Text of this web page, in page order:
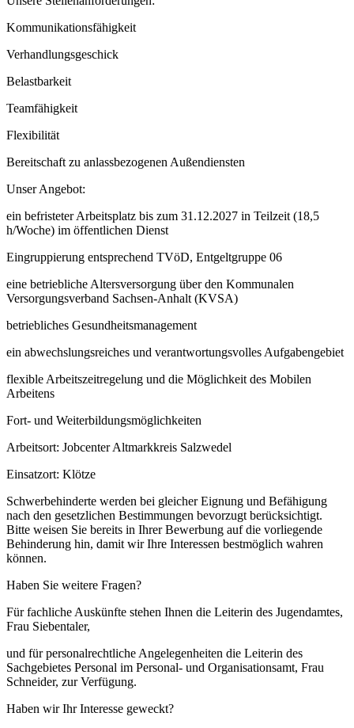
Kommunikationsfähigkeit
Verhandlungsgeschick
Belastbarkeit
Teamfähigkeit
Flexibilität
Bereitschaft zu anlassbezogenen Außendiensten
Unser Angebot:
ein befristeter Arbeitsplatz bis zum 31.12.2027 in Teilzeit (18,5
h/Woche) im öffentlichen Dienst
Eingruppierung entsprechend TVöD, Entgeltgruppe 06
eine betriebliche Altersversorgung über den Kommunalen
Versorgungsverband Sachsen-Anhalt (KVSA)
betriebliches Gesundheitsmanagement
ein abwechslungsreiches und verantwortungsvolles Aufgabengebiet
flexible Arbeitszeitregelung und die Möglichkeit des Mobilen
Arbeitens
Fort- und Weiterbildungsmöglichkeiten
Arbeitsort: Jobcenter Altmarkkreis Salzwedel
Einsatzort: Klötze
Schwerbehinderte werden bei gleicher Eignung und Befähigung
nach den gesetzlichen Bestimmungen bevorzugt berücksichtigt.
Bitte weisen Sie bereits in Ihrer Bewerbung auf die vorliegende
Behinderung hin, damit wir Ihre Interessen bestmöglich wahren
können.
Haben Sie weitere Fragen?
Für fachliche Auskünfte stehen Ihnen die Leiterin des Jugendamtes,
Frau Siebentaler,
und für personalrechtliche Angelegenheiten die Leiterin des
Sachgebietes Personal im Personal- und Organisationsamt, Frau
Schneider, zur Verfügung.
Haben wir Ihr Interesse geweckt?